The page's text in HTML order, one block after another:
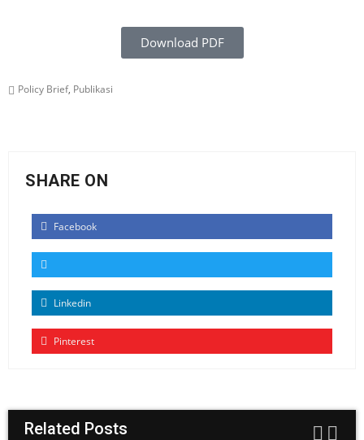
Download PDF
Policy Brief, Publikasi
SHARE ON
Facebook
Linkedin
Pinterest
Related Posts